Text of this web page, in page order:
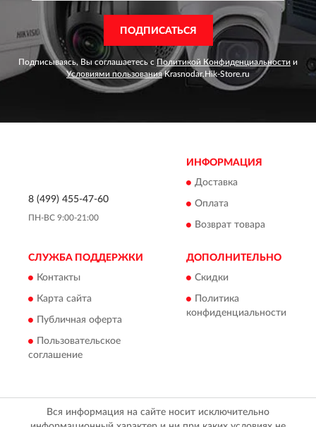
ПОДПИСАТЬСЯ
Подписываясь, Вы соглашаетесь с Политикой Конфиденциальности и
Условиями пользованияKrasnodar.Hik-Store.ru
8 (499) 455-47-60
ПН-ВС 9:00-21:00
ИНФОРМАЦИЯ
Доставка
Оплата
Возврат товара
СЛУЖБА ПОДДЕРЖКИ
Контакты
Карта сайта
Публичная оферта
Пользовательское
соглашение
ДОПОЛНИТЕЛЬНО
Скидки
Политика
конфиденциальности
Вся информация на сайте носит исключительно